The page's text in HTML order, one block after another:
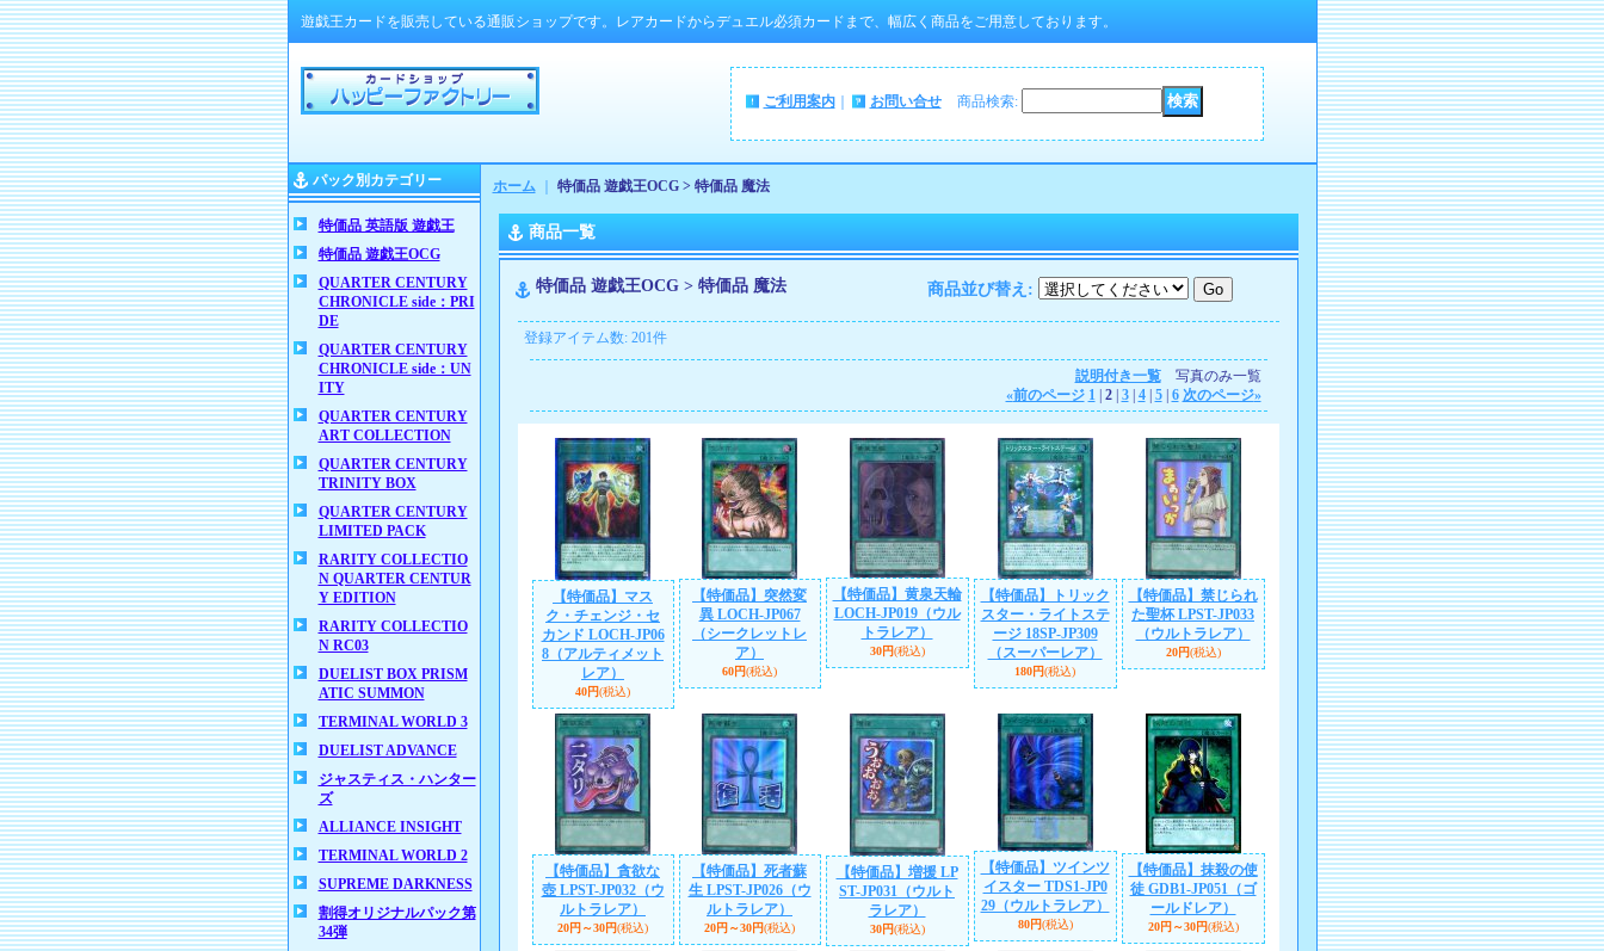
遊戯王カードを販売している通販ショップです。レアカードからデュエル必須カードまで、幅広く商品をご用意しております。
ご利用案内｜ お問い合せ 商品検索:
パック別カテゴリー
特価品 英語版 遊戯王
特価品 遊戯王OCG
QUARTER CENTURY
CHRONICLE side：PRI
DE
QUARTER CENTURY
CHRONICLE side：UN
ITY
QUARTER CENTURY
ART COLLECTION
QUARTER CENTURY
TRINITY BOX
QUARTER CENTURY
LIMITED PACK
RARITY COLLECTIO
N QUARTER CENTUR
Y EDITION
RARITY COLLECTIO
N RC03
DUELIST BOX PRISM
ATIC SUMMON
TERMINAL WORLD 3
DUELIST ADVANCE
ジャスティス・ハンター
ズ
ALLIANCE INSIGHT
TERMINAL WORLD 2
SUPREME DARKNESS
割得オリジナルパック第
34弾
ホーム｜ 特価品 遊戯王OCG > 特価品 魔法
商品一覧
特価品 遊戯王OCG > 特価品 魔法 商品並び替え :
登録アイテム数:201件
説明付き一覧写真のみ一覧
«前のページ 1| 2| 3| 4| 5| 6 次のページ»
【特価品】マス
ク・チェンジ・セ
カンド LOCH-JP06
8（アルティメット
レア）
40円(税込)
【特価品】突然変
異 LOCH-JP067
（シークレットレ
ア）
60円(税込)
【特価品】黄泉天輪
LOCH-JP019（ウル
トラレア）
30円(税込)
【特価品】トリック
スター・ライトステ
ージ 18SP-JP309
（スーパーレア）
180円(税込)
【特価品】禁じられ
た聖杯 LPST-JP033
（ウルトラレア）
20円(税込)
【特価品】貪欲な
壺 LPST-JP032（ウ
ルトラレア）
20円～30円(税込)
【特価品】死者蘇
生 LPST-JP026（ウ
ルトラレア）
20円～30円(税込)
【特価品】増援 LP
ST-JP031（ウルト
ラレア）
30円(税込)
【特価品】ツインツ
イスター TDS1-JP0
29（ウルトラレア）
80円(税込)
【特価品】抹殺の使
徒 GDB1-JP051（ゴ
ールドレア）
20円～30円(税込)